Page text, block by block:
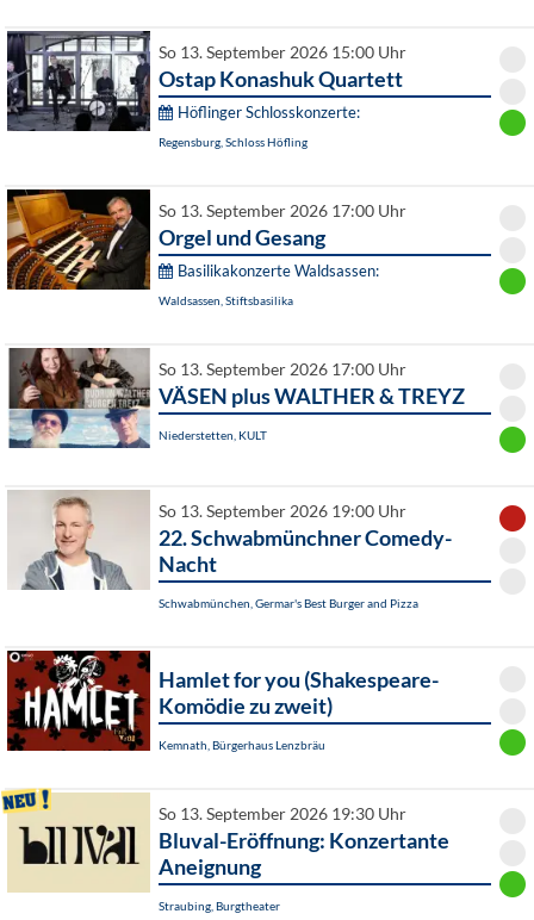
So 13. September 2026 15:00 Uhr
Ostap Konashuk Quartett
Höflinger Schlosskonzerte:
Regensburg, Schloss Höfling
So 13. September 2026 17:00 Uhr
Orgel und Gesang
Basilikakonzerte Waldsassen:
Waldsassen, Stiftsbasilika
So 13. September 2026 17:00 Uhr
VÄSEN plus WALTHER & TREYZ
Niederstetten, KULT
So 13. September 2026 19:00 Uhr
22. Schwabmünchner Comedy-
Nacht
Schwabmünchen, Germar's Best Burger and Pizza
Hamlet for you (Shakespeare-
Komödie zu zweit)
Kemnath, Bürgerhaus Lenzbräu
So 13. September 2026 19:30 Uhr
Bluval-Eröffnung: Konzertante
Aneignung
Straubing, Burgtheater